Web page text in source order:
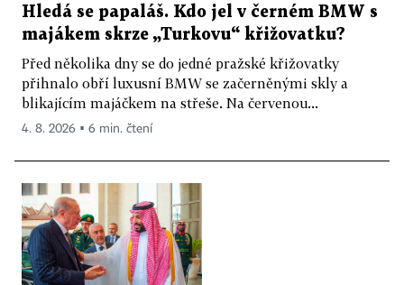
Hledá se papaláš. Kdo jel v černém BMW s
majákem skrze „Turkovu“ křižovatku?
Před několika dny se do jedné pražské křižovatky
přihnalo obří luxusní BMW se začerněnými skly a
blikajícím majáčkem na střeše. Na červenou...
4. 8. 2026 ▪ 6 min. čtení